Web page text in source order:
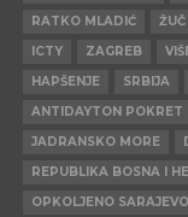
RATKO MLADIĆ
ŽUČ
ICTY
ZAGREB
HAPŠENJE
SRBIJA
ANTIDAYTON POKRET
JADRANSKO MORE
REPUBLIKA BOSNA I
OPKOLJENO SARAJEVO